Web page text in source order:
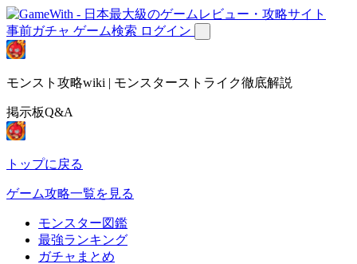
事前ガチャ ゲーム検索 ログイン
モンスト攻略wiki | モンスターストライク徹底解説
掲示板Q&A
トップに戻る
ゲーム攻略一覧を見る
モンスター図鑑
最強ランキング
ガチャまとめ